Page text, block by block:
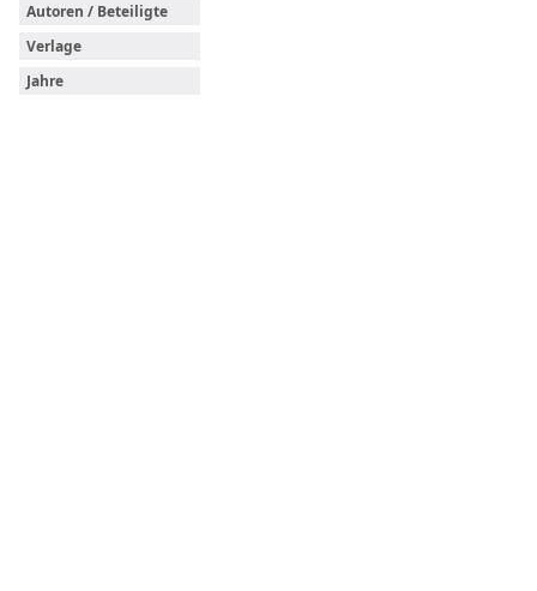
Autoren / Beteiligte
Verlage
Jahre